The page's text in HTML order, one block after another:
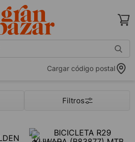
Cargar código postal